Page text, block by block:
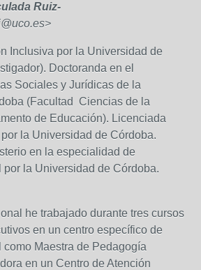
Ruiz-
Inclusiva por la Universidad de
Doctoranda en el
Sociales y Jurídicas de la
(Facultad Ciencias de la
de Educación). Licenciada
la Universidad de Córdoba.
en la especialidad de
la Universidad de Córdoba.
he trabajado durante tres cursos
en un centro específico de
Maestra de Pedagogía
en un Centro de Atención